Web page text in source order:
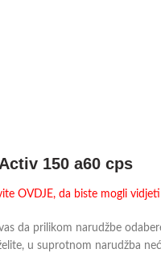
150 a60 cps
OVDJE, da biste mogli
da prilikom narudžbe
u suprotnom narudžba